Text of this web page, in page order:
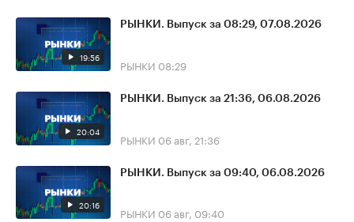
19:56
РЫНКИ. Выпуск за 08:29, 07.08.2026
РЫНКИ 08:29
20:04
РЫНКИ. Выпуск за 21:36, 06.08.2026
РЫНКИ 06 авг, 21:36
20:16
РЫНКИ. Выпуск за 09:40, 06.08.2026
РЫНКИ 06 авг, 09:40